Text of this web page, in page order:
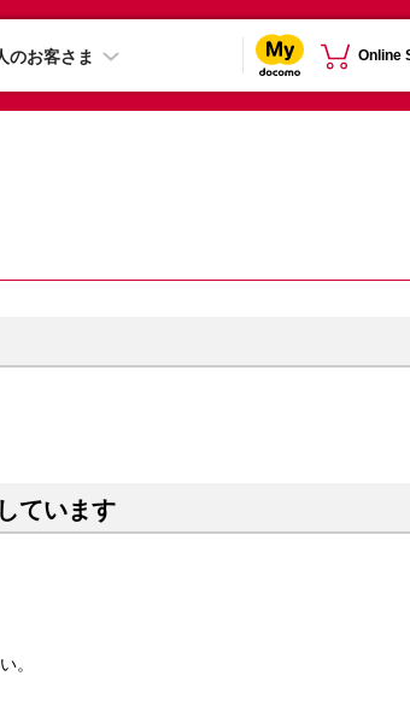
のお客さま Online
ています
。